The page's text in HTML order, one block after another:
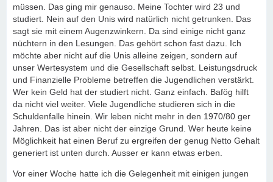
müssen. Das ging mir genauso. Meine Tochter wird 23 und
studiert. Nein auf den Unis wird natürlich nicht getrunken. Das
sagt sie mit einem Augenzwinkern. Da sind einige nicht ganz
nüchtern in den Lesungen. Das gehört schon fast dazu. Ich
möchte aber nicht auf die Unis alleine zeigen, sondern auf
unser Wertesystem und die Gesellschaft selbst. Leistungsdruck
und Finanzielle Probleme betreffen die Jugendlichen verstärkt.
Wer kein Geld hat der studiert nicht. Ganz einfach. Bafög hilft
da nicht viel weiter. Viele Jugendliche studieren sich in die
Schuldenfalle hinein. Wir leben nicht mehr in den 1970/80 ger
Jahren. Das ist aber nicht der einzige Grund. Wer heute keine
Möglichkeit hat einen Beruf zu ergreifen der genug Netto Gehalt
generiert ist unten durch. Ausser er kann etwas erben.
Vor einer Woche hatte ich die Gelegenheit mit einigen jungen